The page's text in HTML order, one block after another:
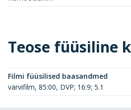
Teose füüsiline
Filmi füüsilised baasandmed
värvifilm, 85:00, DVP; 16:9; 5.1